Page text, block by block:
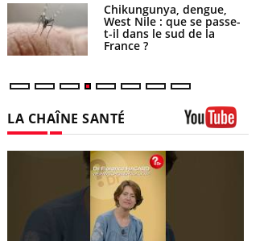
Chikungunya, dengue,
West Nile : que se passe-
t-il dans le sud de la
France ?
LA CHAÎNE SANTÉ